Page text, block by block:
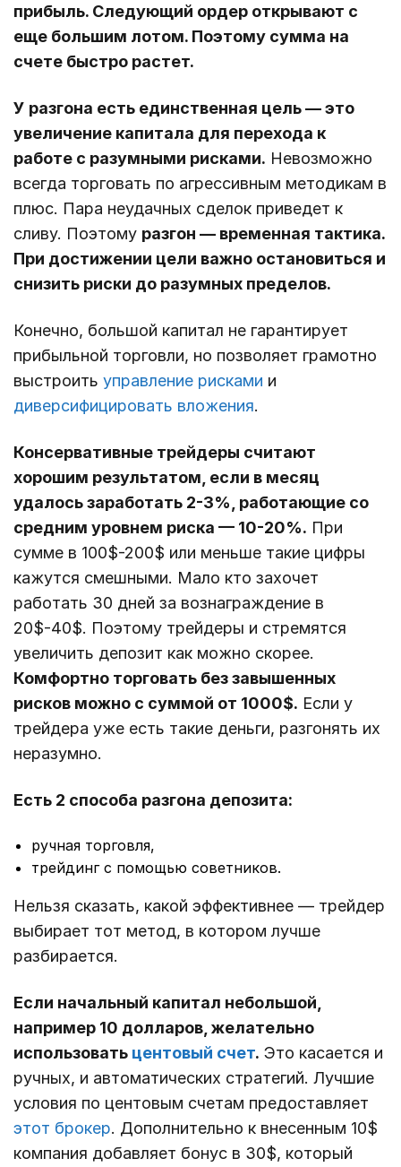
прибыль. Следующий ордер открывают с
еще большим лотом. Поэтому сумма на
счете быстро растет.
У разгона есть единственная цель — это
увеличение капитала для перехода к
работе с разумными рисками. Невозможно
всегда торговать по агрессивным методикам в
плюс. Пара неудачных сделок приведет к
сливу. Поэтому разгон ― временная тактика.
При достижении цели важно остановиться и
снизить риски до разумных пределов.
Конечно, большой капитал не гарантирует
прибыльной торговли, но позволяет грамотно
выстроить управление рисками и
диверсифицировать вложения.
Консервативные трейдеры считают
хорошим результатом, если в месяц
удалось заработать 2-3%, работающие со
средним уровнем риска — 10-20%. При
сумме в 100$-200$ или меньше такие цифры
кажутся смешными. Мало кто захочет
работать 30 дней за вознаграждение в
20$-40$. Поэтому трейдеры и стремятся
увеличить депозит как можно скорее.
Комфортно торговать без завышенных
рисков можно с суммой от 1000$. Если у
трейдера уже есть такие деньги, разгонять их
неразумно.
Есть 2 способа разгона депозита:
ручная торговля,
трейдинг с помощью советников.
Нельзя сказать, какой эффективнее — трейдер
выбирает тот метод, в котором лучше
разбирается.
Если начальный капитал небольшой,
например 10 долларов, желательно
использовать центовый счет. Это касается и
ручных, и автоматических стратегий. Лучшие
условия по центовым счетам предоставляет
этот брокер. Дополнительно к внесенным 10$
компания добавляет бонус в 30$, который